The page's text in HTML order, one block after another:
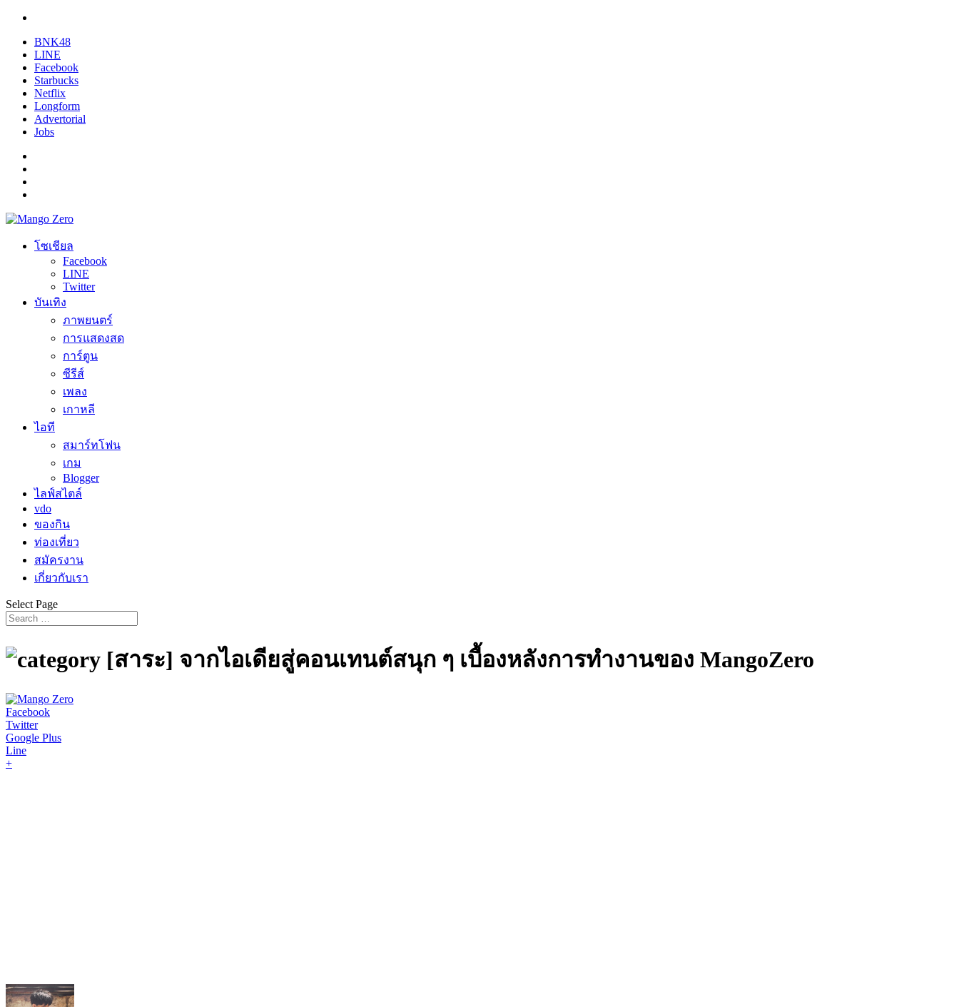
BNK48
LINE
Facebook
Starbucks
Netflix
Longform
Advertorial
Jobs
โซเชียล
Facebook
LINE
Twitter
บันเทิง
ภาพยนตร์
การแสดงสด
การ์ตูน
ซีรีส์
เพลง
เกาหลี
ไอที
สมาร์ทโฟน
เกม
Blogger
ไลฟ์สไตล์
vdo
ของกิน
ท่องเที่ยว
สมัครงาน
เกี่ยวกับเรา
Select Page
[สาระ] จากไอเดียสู่คอนเทนต์สนุก ๆ เบื้องหลังการทำงานของ MangoZero
Facebook
Twitter
Google Plus
Line
+